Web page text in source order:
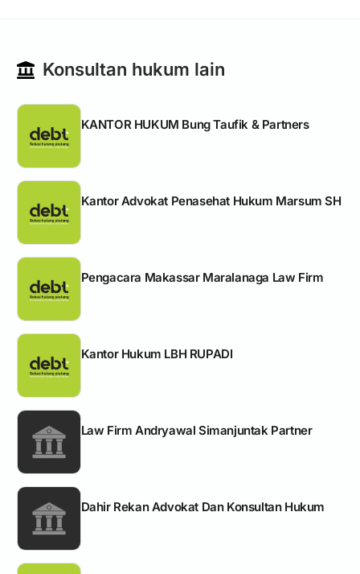
Konsultan hukum lain
KANTOR HUKUM Bung Taufik & Partners
Kantor Advokat Penasehat Hukum Marsum SH
Pengacara Makassar Maralanaga Law Firm
Kantor Hukum LBH RUPADI
Law Firm Andryawal Simanjuntak Partner
Dahir Rekan Advokat Dan Konsultan Hukum